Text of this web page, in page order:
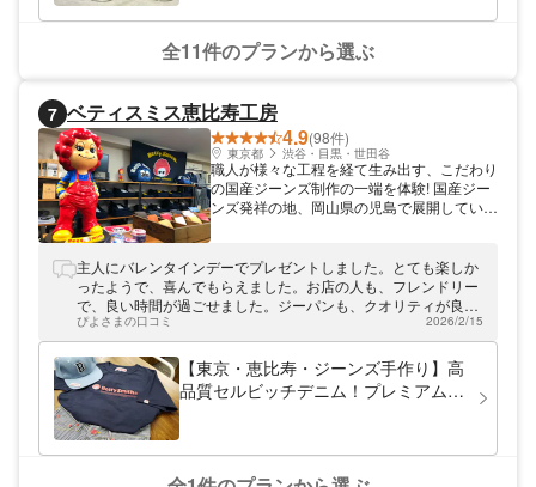
全11件のプランから選ぶ
7 ベティスミス恵比寿工房
4.9(98件)
東京都 渋谷・目黒・世田谷
職人が様々な工程を経て生み出す、こだわり
の国産ジーンズ制作の一端を体験! 国産ジー
ンズ発祥の地、岡山県の児島で展開している
ト、革パッチを選び、職人と同じ機械を使っ
て、奥深いジーンズ製作の一端を体験できま
す。ジーンズ通からも一目置かれる「岡山デ
ニム」の製法で、オリジナルのジーンズを作
ってみませんか。
主人にバレンタインデーでプレゼントしました。とても楽しか
ったようで、喜んでもらえました。お店の人も、フレンドリー
で、良い時間が過ごせました。ジーパンも、クオリティが良
く、良いプレゼントになりました
ぴよさまの口コミ 2026/2/15
【東京・恵比寿・ジーンズ手作り】高
品質セルビッチデニム！プレミアムジ